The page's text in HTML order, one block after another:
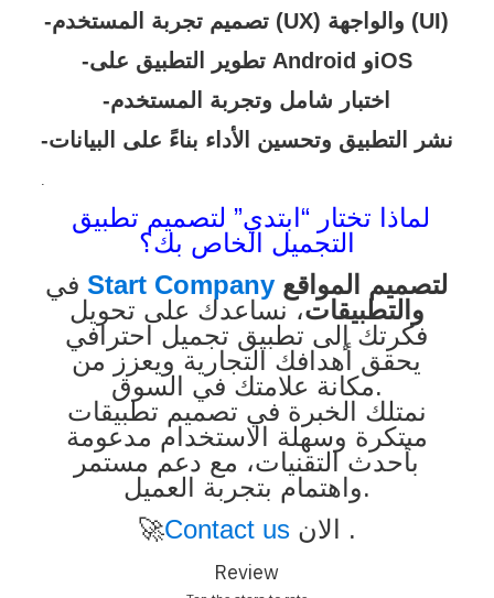
-تصميم تجربة المستخدم (UX) والواجهة (UI)
-تطوير التطبيق على Android وiOS
-اختبار شامل وتجربة المستخدم
-نشر التطبيق وتحسين الأداء بناءً على البيانات
.
لماذا تختار “ابتدي” لتصميم تطبيق
التجميل الخاص بك؟
فيStart Company
والتطبيقات، نساعدك على تحويل
فكرتك إلى تطبيق تجميل احترافي
يحقق أهدافك التجارية ويعزز من
مكانة علامتك في السوق.
نمتلك الخبرة في تصميم تطبيقات
مبتكرة وسهلة الاستخدام مدعومة
بأحدث التقنيات، مع دعم مستمر
واهتمام بتجربة العميل.
🚀Contact us
الان .
Review